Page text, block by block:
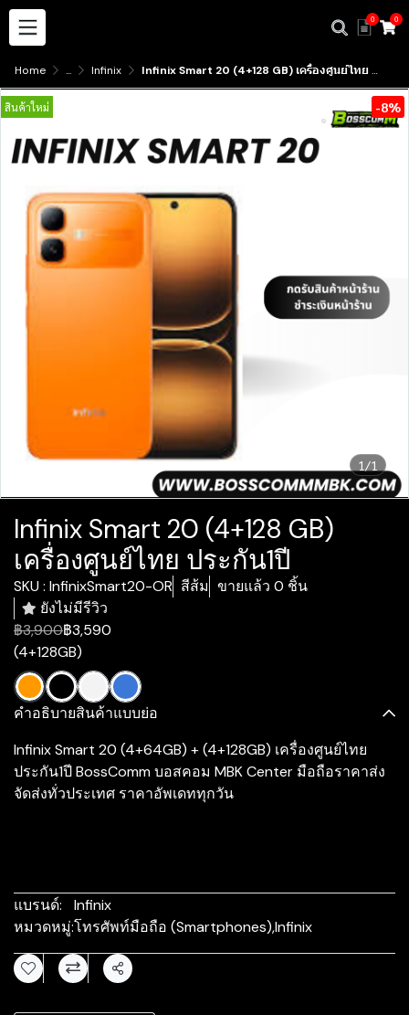
0 0
Home ... Infinix Infinix Smart 20 (4+128 GB) เครื่องศูนย์ไทย ประกัน1ปี
1/1
สินค้าใหม่ -8%
Infinix Smart 20 (4+128 GB)
เครื่องศูนย์ไทย ประกัน1ปี
SKU : InfinixSmart20-OR สีส้ม ขายแล้ว 0 ชิ้น
ยังไม่มีรีวิว
฿3,900฿3,590
(4+128GB)
คำอธิบายสินค้าแบบย่อ
Infinix Smart 20 (4+64GB) + (4+128GB) เครื่องศูนย์ไทย
ประกัน1ปี BossComm บอสคอม MBK Center มือถือราคาส่ง
จัดส่งทั่วประเทศ ราคาอัพเดททุกวัน
แบรนด์:
Infinix
หมวดหมู่:โทรศัพท์มือถือ (Smartphones),Infinix
แชร์